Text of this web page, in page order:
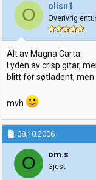
O olisn1
Overivrig
Alt av Magna Carta.
Lyden av crisp gitar,
blitt for søtladent, men
mvh
08.10.2006
O om.s
Gjest